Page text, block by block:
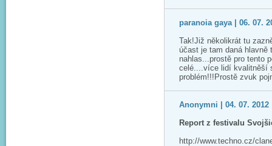
paranoia gaya | 06. 07.
Tak!Již několikrát tu
účast je tam daná
nahlas...prostě pro tento
celé....více lidí kvalitněší
problém!!!Prostě zvuk
Anonymni | 04. 07. 2012
Report z festivalu
http://www.techno.cz/